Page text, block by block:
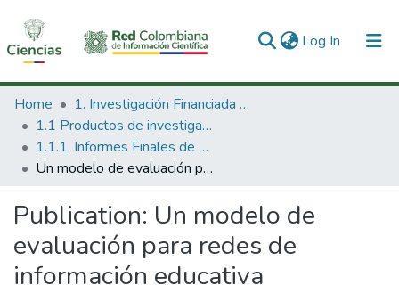
Log In (current)
Communities & Collections
All of DSpace
Statistics
Home
1. Investigación Financiada con Recursos Públicos
1.1 Productos de investigación
1.1.1. Informes Finales de Proyectos de Investigación
Un modelo de evaluación para redes de información educativa
Publication: Un modelo de
evaluación para redes de
información educativa